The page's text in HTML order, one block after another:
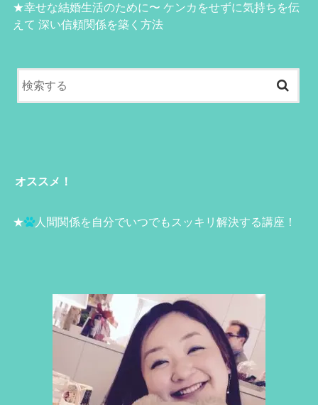
★幸せな結婚生活のために〜 ケンカをせずに気持ちを伝
えて 深い信頼関係を築く方法
オススメ！
★ 人間関係を自分でいつでもスッキリ解決する講座！